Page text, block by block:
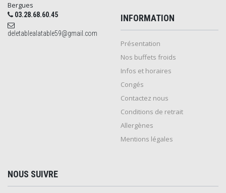
Bergues
03.28.68.60.45
deletablealatable59@gmail.com
INFORMATION
Présentation
Nos buffets froids
Infos et horaires
Congés
Contactez nous
Conditions de retrait
Allergènes
Mentions légales
NOUS SUIVRE